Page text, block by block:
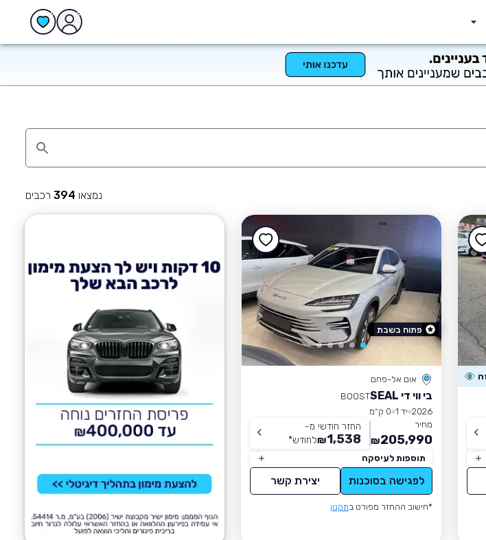
נמצאו 394 רכבים
אום אל-פחם
בי ווי די SEAL
BOOST
2026 יד 1
0 ק״מ
מחיר
205,990
₪
החזר חודשי מ-
1,538
₪לחודש*
תוספות לעיסקה
לפגישה בסוכנות יצירת קשר
*חישוב ההחזר מפורט בתקנון
פתוח בשבת